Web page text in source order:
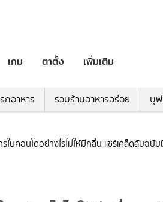
เกม ตาตั้ง เพิ่มเติม
กอาหาร รวมร้านอาหารอร่อย บุ
ในคอนโดอย่างไรไม่ให้มีกลิ่น แชร์เคล็ดลับฉบั